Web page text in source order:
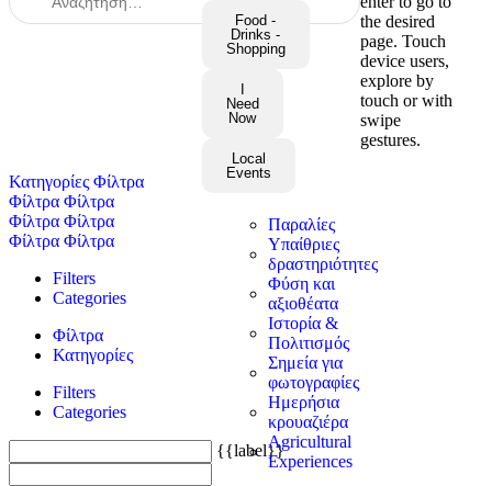
Food -
Drinks -
Shopping
Need
Now
Local
Events
Παραλίες
Υπαίθριες
δραστηριότητες
Φύση και
αξιοθέατα
Ιστορία &
Πολιτισμός
Σημεία για
φωτογραφίες
Ημερήσια
κρουαζιέρα
Agricultural
Experiences
the desired
page. Touch
device users,
explore by
touch or with
swipe
gestures.
Κατηγορίες Φίλτρα
Φίλτρα Φίλτρα
Φίλτρα Φίλτρα
Φίλτρα Φίλτρα
Filters
Categories
Φίλτρα
Κατηγορίες
Filters
Categories
{{label}}